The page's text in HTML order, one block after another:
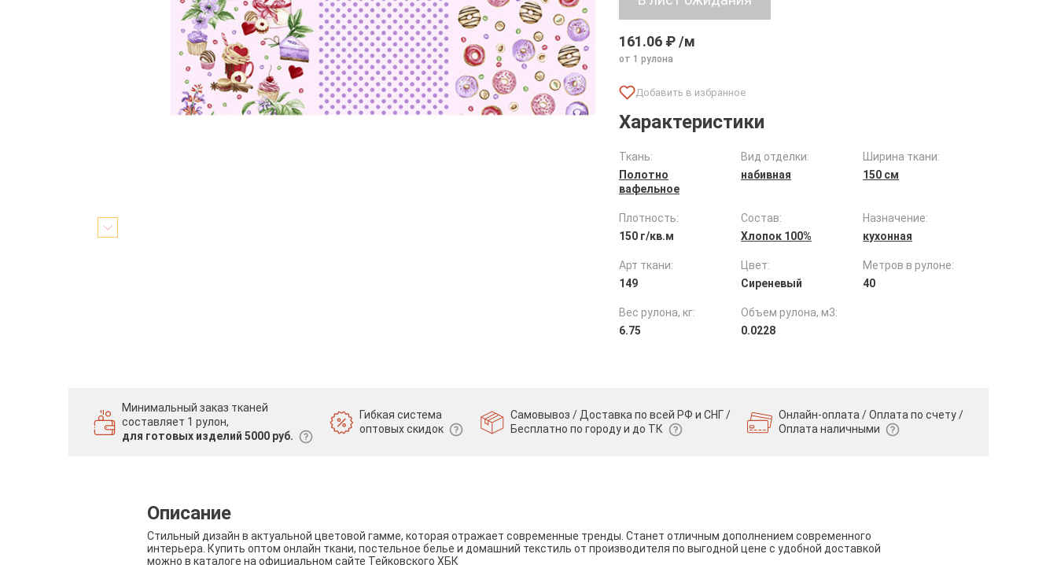
161.06 ₽ /м
от 1 рулона
Характеристики
Ткань:
Полотно
вафельное
Вид отделки:
набивная
Ширина ткани:
150 см
Плотность:
150 г/кв.м
Состав:
Хлопок 100%
Назначение:
кухонная
Арт ткани:
149
Цвет:
Сиреневый
Метров в рулоне:
40
Вес рулона, кг:
6.75
Объем рулона, м3:
0.0228
Минимальный заказ тканей
составляет 1 рулон,
для готовых изделий 5000 руб.
Гибкая система
оптовых скидок
Самовывоз / Доставка по всей РФ и СНГ /
Бесплатно по городу и до ТК
Онлайн-оплата / Оплата по счету /
Оплата наличными
Описание
Стильный дизайн в актуальной цветовой гамме, которая отражает современные тренды. Станет отличным дополнением современного
интерьера. Купить оптом онлайн ткани, постельное белье и домашний текстиль от производителя по выгодной цене с удобной доставкой
можно в каталоге на официальном сайте Тейковского ХБК